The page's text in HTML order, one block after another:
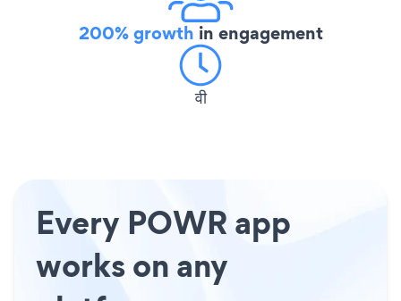
200% growth in engagement
वी
Every POWR app
works on any